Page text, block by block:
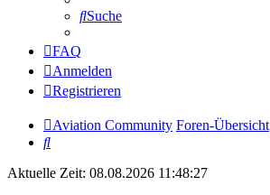
Suche
FAQ
Anmelden
Registrieren
Aviation Community Foren-Übersicht
Suche
Aktuelle Zeit: 08.08.2026 11:48:27